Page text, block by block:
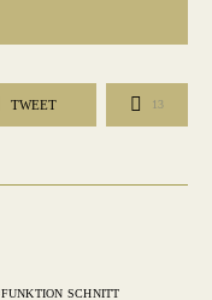
TWEET 13
FUNKTION SCHNITT